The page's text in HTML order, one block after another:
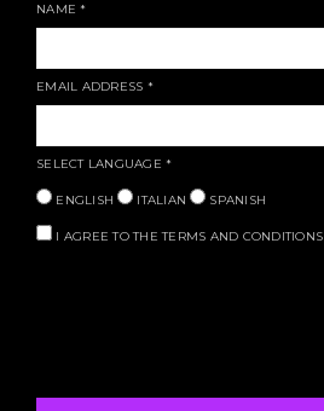
NAME*
EMAIL ADDRESS *
SELECT LANGUAGE *
ENGLISH ITALIAN SPANISH
I AGREE TO THE TERMS AND CONDITIONS